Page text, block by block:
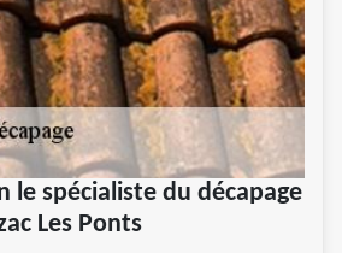
le spécialiste du décapage
Les Ponts